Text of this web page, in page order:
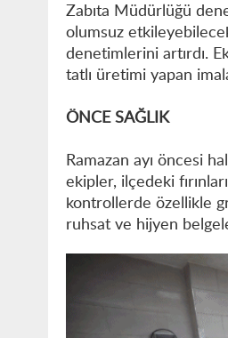
Zabıta Müdürlüğü
olumsuz
denetimlerini artırdı.
tatlı üretimi yapan
ÖNCE SAĞLIK
Ramazan ayı öncesi
ekipler, ilçedeki
kontrollerde özellikle
ruhsat ve hijyen